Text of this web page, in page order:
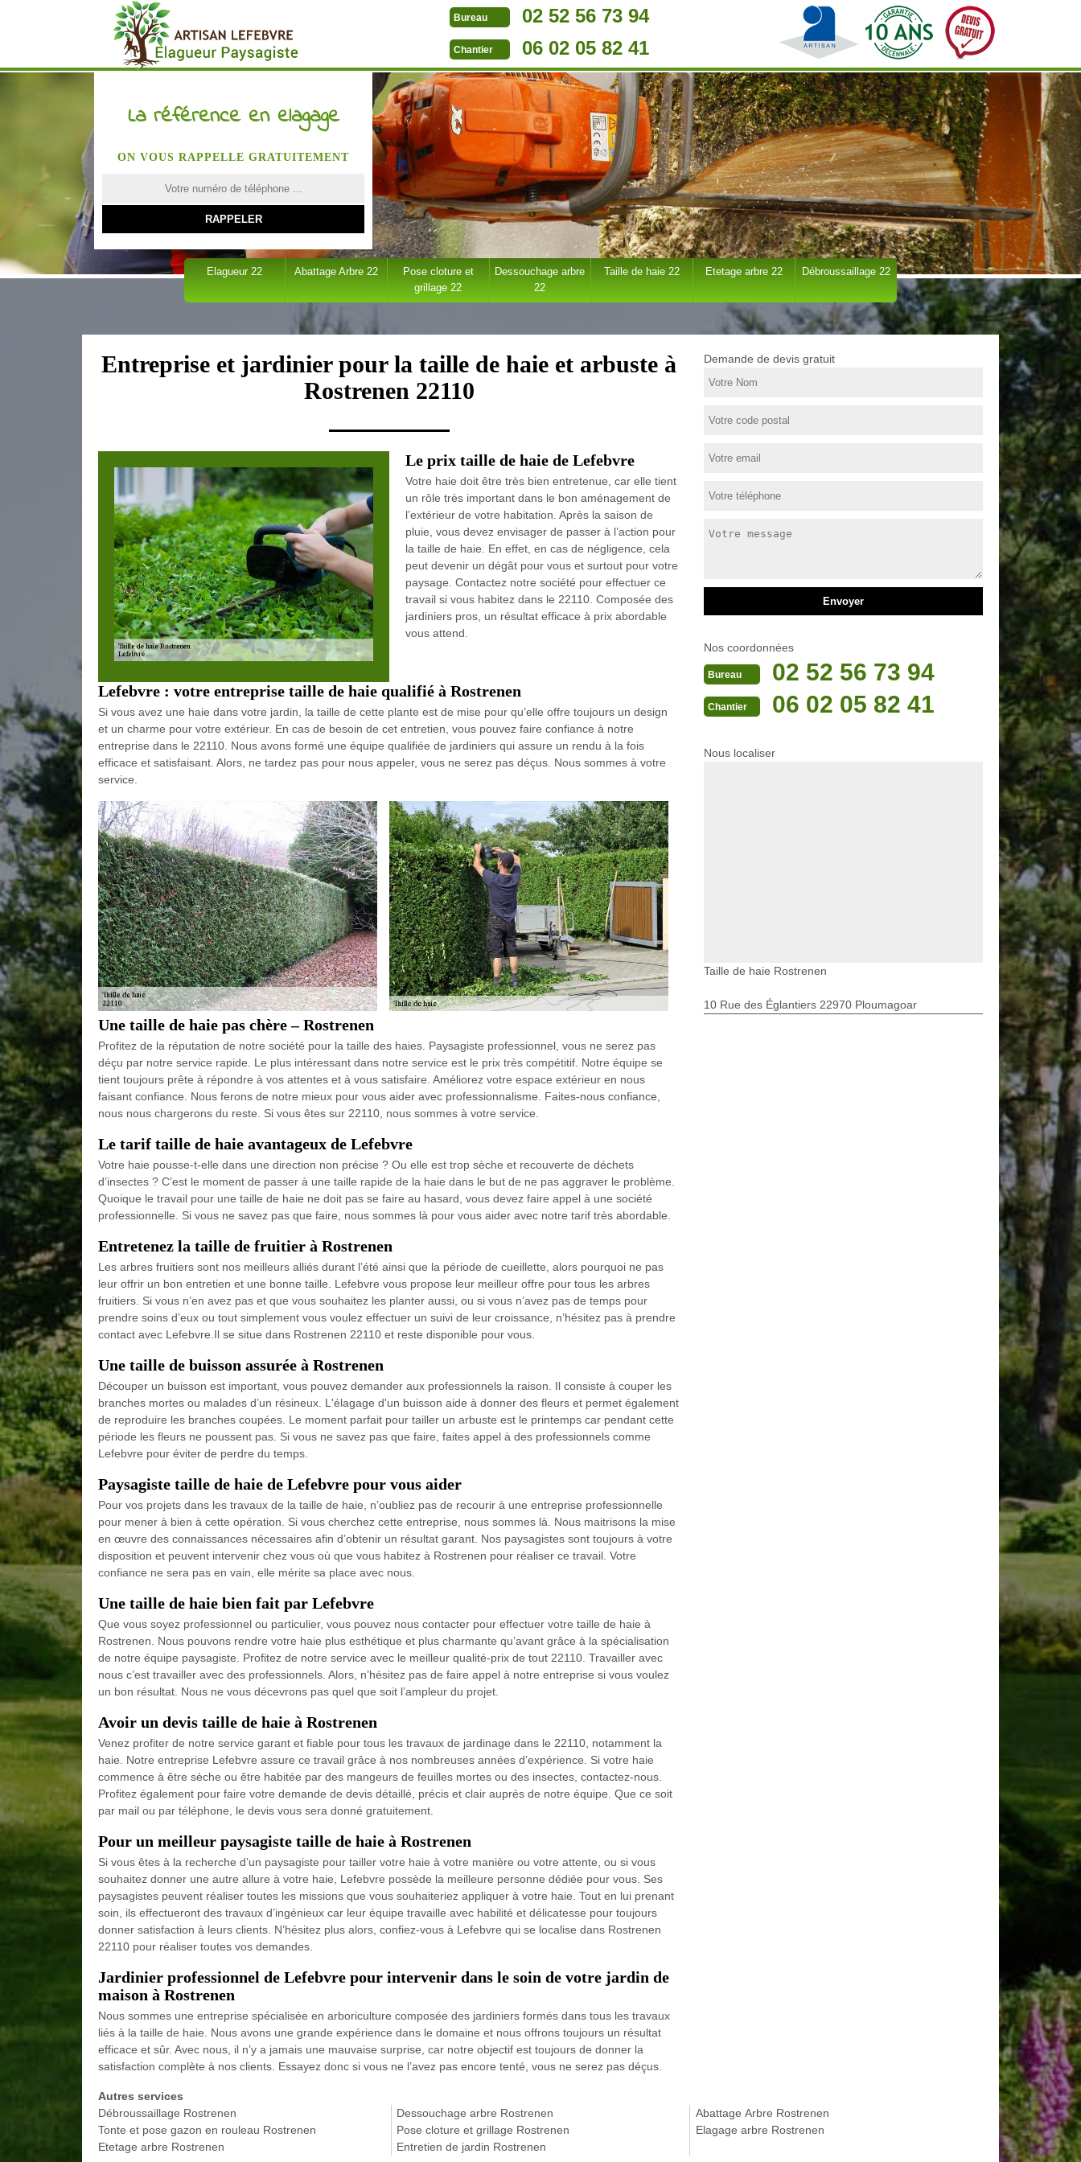
Bureau 02 52 56 73 94
Chantier 06 02 05 82 41
La référence en elagage
ON VOUS RAPPELLE GRATUITEMENT
Elagueur 22 Abattage Arbre 22
Pose cloture et
grillage 22
Dessouchage arbre
22
Taille de haie 22 Etetage arbre 22 Débroussaillage 22
Entreprise et jardinier pour la taille de haie et arbuste à
Rostrenen 22110
Le prix taille de haie de Lefebvre
Votre haie doit être très bien entretenue, car elle tient
un rôle très important dans le bon aménagement de
l’extérieur de votre habitation. Après la saison de
pluie, vous devez envisager de passer à l’action pour
la taille de haie. En effet, en cas de négligence, cela
peut devenir un dégât pour vous et surtout pour votre
paysage. Contactez notre société pour effectuer ce
travail si vous habitez dans le 22110. Composée des
jardiniers pros, un résultat efficace à prix abordable
vous attend.
Lefebvre : votre entreprise taille de haie qualifié à Rostrenen
Si vous avez une haie dans votre jardin, la taille de cette plante est de mise pour qu’elle offre toujours un design
et un charme pour votre extérieur. En cas de besoin de cet entretien, vous pouvez faire confiance à notre
entreprise dans le 22110. Nous avons formé une équipe qualifiée de jardiniers qui assure un rendu à la fois
efficace et satisfaisant. Alors, ne tardez pas pour nous appeler, vous ne serez pas déçus. Nous sommes à votre
service.
Une taille de haie pas chère – Rostrenen
Profitez de la réputation de notre société pour la taille des haies. Paysagiste professionnel, vous ne serez pas
déçu par notre service rapide. Le plus intéressant dans notre service est le prix très compétitif. Notre équipe se
tient toujours prête à répondre à vos attentes et à vous satisfaire. Améliorez votre espace extérieur en nous
faisant confiance. Nous ferons de notre mieux pour vous aider avec professionnalisme. Faites-nous confiance,
nous nous chargerons du reste. Si vous êtes sur 22110, nous sommes à votre service.
Le tarif taille de haie avantageux de Lefebvre
Votre haie pousse-t-elle dans une direction non précise ? Ou elle est trop sèche et recouverte de déchets
d’insectes ? C’est le moment de passer à une taille rapide de la haie dans le but de ne pas aggraver le problème.
Quoique le travail pour une taille de haie ne doit pas se faire au hasard, vous devez faire appel à une société
professionnelle. Si vous ne savez pas que faire, nous sommes là pour vous aider avec notre tarif très abordable.
Entretenez la taille de fruitier à Rostrenen
Les arbres fruitiers sont nos meilleurs alliés durant l’été ainsi que la période de cueillette, alors pourquoi ne pas
leur offrir un bon entretien et une bonne taille. Lefebvre vous propose leur meilleur offre pour tous les arbres
fruitiers. Si vous n’en avez pas et que vous souhaitez les planter aussi, ou si vous n’avez pas de temps pour
prendre soins d’eux ou tout simplement vous voulez effectuer un suivi de leur croissance, n’hésitez pas à prendre
contact avec Lefebvre.Il se situe dans Rostrenen 22110 et reste disponible pour vous.
Une taille de buisson assurée à Rostrenen
Découper un buisson est important, vous pouvez demander aux professionnels la raison. Il consiste à couper les
branches mortes ou malades d’un résineux. L'élagage d'un buisson aide à donner des fleurs et permet également
de reproduire les branches coupées. Le moment parfait pour tailler un arbuste est le printemps car pendant cette
période les fleurs ne poussent pas. Si vous ne savez pas que faire, faites appel à des professionnels comme
Lefebvre pour éviter de perdre du temps.
Paysagiste taille de haie de Lefebvre pour vous aider
Pour vos projets dans les travaux de la taille de haie, n’oubliez pas de recourir à une entreprise professionnelle
pour mener à bien à cette opération. Si vous cherchez cette entreprise, nous sommes là. Nous maitrisons la mise
en œuvre des connaissances nécessaires afin d’obtenir un résultat garant. Nos paysagistes sont toujours à votre
disposition et peuvent intervenir chez vous où que vous habitez à Rostrenen pour réaliser ce travail. Votre
confiance ne sera pas en vain, elle mérite sa place avec nous.
Une taille de haie bien fait par Lefebvre
Que vous soyez professionnel ou particulier, vous pouvez nous contacter pour effectuer votre taille de haie à
Rostrenen. Nous pouvons rendre votre haie plus esthétique et plus charmante qu’avant grâce à la spécialisation
de notre équipe paysagiste. Profitez de notre service avec le meilleur qualité-prix de tout 22110. Travailler avec
nous c’est travailler avec des professionnels. Alors, n’hésitez pas de faire appel à notre entreprise si vous voulez
un bon résultat. Nous ne vous décevrons pas quel que soit l’ampleur du projet.
Avoir un devis taille de haie à Rostrenen
Venez profiter de notre service garant et fiable pour tous les travaux de jardinage dans le 22110, notamment la
haie. Notre entreprise Lefebvre assure ce travail grâce à nos nombreuses années d’expérience. Si votre haie
commence à être sèche ou être habitée par des mangeurs de feuilles mortes ou des insectes, contactez-nous.
Profitez également pour faire votre demande de devis détaillé, précis et clair auprès de notre équipe. Que ce soit
par mail ou par téléphone, le devis vous sera donné gratuitement.
Pour un meilleur paysagiste taille de haie à Rostrenen
Si vous êtes à la recherche d’un paysagiste pour tailler votre haie à votre manière ou votre attente, ou si vous
souhaitez donner une autre allure à votre haie, Lefebvre possède la meilleure personne dédiée pour vous. Ses
paysagistes peuvent réaliser toutes les missions que vous souhaiteriez appliquer à votre haie. Tout en lui prenant
soin, ils effectueront des travaux d’ingénieux car leur équipe travaille avec habilité et délicatesse pour toujours
donner satisfaction à leurs clients. N’hésitez plus alors, confiez-vous à Lefebvre qui se localise dans Rostrenen
22110 pour réaliser toutes vos demandes.
Jardinier professionnel de Lefebvre pour intervenir dans le soin de votre jardin de
maison à Rostrenen
Nous sommes une entreprise spécialisée en arboriculture composée des jardiniers formés dans tous les travaux
liés à la taille de haie. Nous avons une grande expérience dans le domaine et nous offrons toujours un résultat
efficace et sûr. Avec nous, il n’y a jamais une mauvaise surprise, car notre objectif est toujours de donner la
satisfaction complète à nos clients. Essayez donc si vous ne l’avez pas encore tenté, vous ne serez pas déçus.
Demande de devis gratuit
Nos coordonnées
Bureau 02 52 56 73 94
Chantier 06 02 05 82 41
Nous localiser
Taille de haie Rostrenen
10 Rue des Églantiers 22970 Ploumagoar
Autres services
Débroussaillage Rostrenen
Tonte et pose gazon en rouleau Rostrenen
Etetage arbre Rostrenen
Dessouchage arbre Rostrenen
Pose cloture et grillage Rostrenen
Entretien de jardin Rostrenen
Abattage Arbre Rostrenen
Elagage arbre Rostrenen